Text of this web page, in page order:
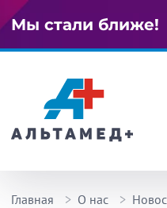
Мы стали ближе!
Главная О нас